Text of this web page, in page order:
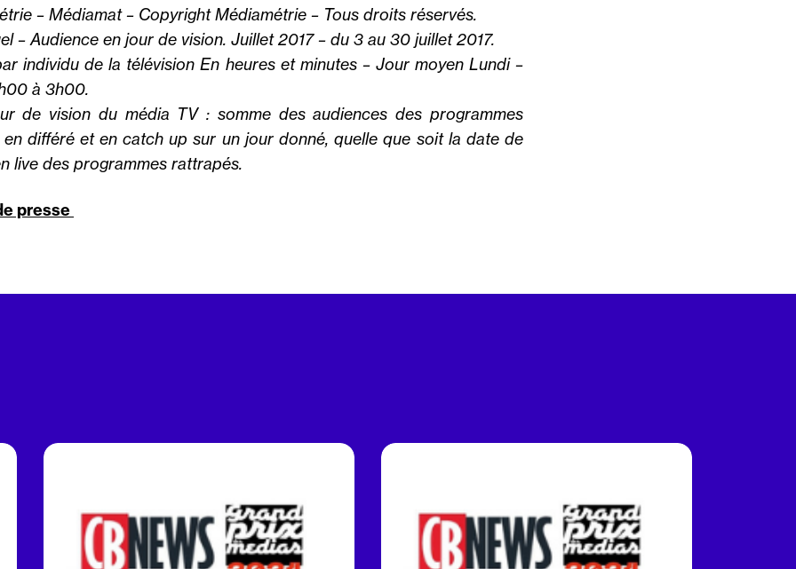
– Médiamat – Copyright Médiamétrie – Tous droits réservés.
– Audience en jour de vision. Juillet 2017 – du 3 au 30 juillet 2017.
individu de la télévision En heures et minutes – Jour moyen Lundi –
à 3h00.
de vision du média TV : somme des audiences des programmes
en différé et en catch up sur un jour donné, quelle que soit la date de
live des programmes rattrapés.
presse